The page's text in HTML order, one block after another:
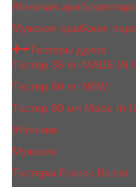
Женская арабская
Мужская арабская
Тестеры духов
Тестер 35 ml MADE IN
Тестер 60 ml NEW
Тестер 50 мл Made In
Женские
Мужские
Тестеры Franck Boclet